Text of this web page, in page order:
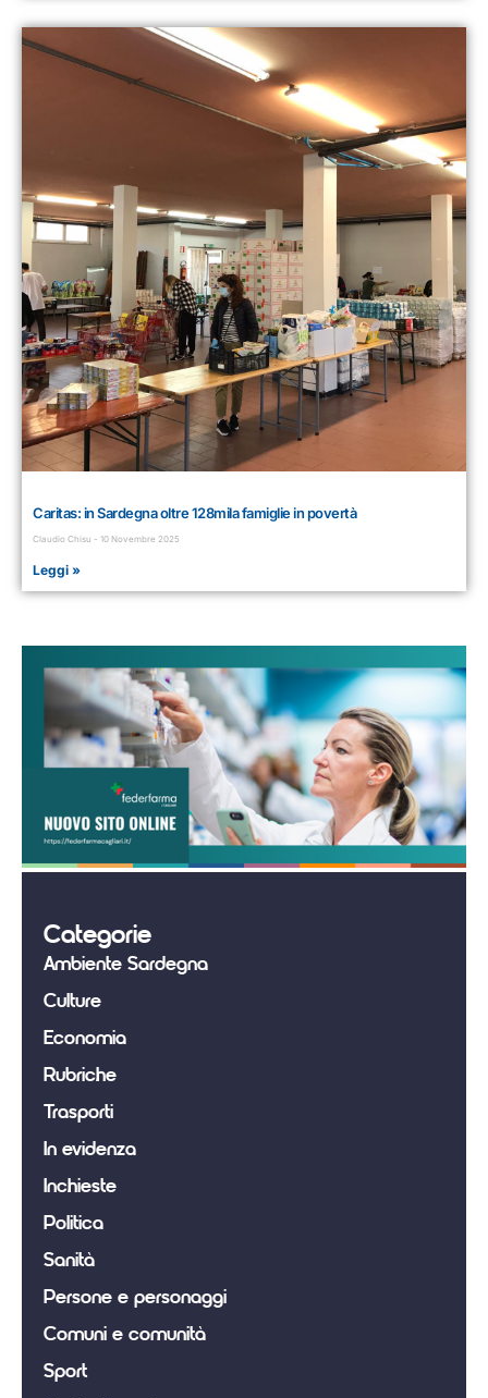
Caritas: in Sardegna oltre 128mila famiglie in povertà
Claudio Chisu 10 Novembre 2025
Leggi »
Categorie
Ambiente Sardegna
Culture
Economia
Rubriche
Trasporti
In evidenza
Inchieste
Politica
Sanità
Persone e personaggi
Comuni e comunità
Sport